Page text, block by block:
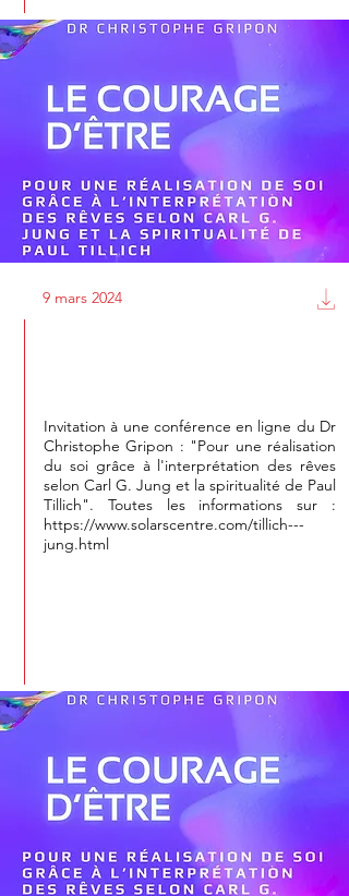
9 mars 2024
Invitation à une conférence en ligne du Dr
Christophe Gripon : "Pour une réalisation
du soi grâce à l'interprétation des rêves
selon Carl G. Jung et la spiritualité de Paul
Tillich". Toutes les informations sur :
https://www.solarscentre.com/tillich---
jung.html